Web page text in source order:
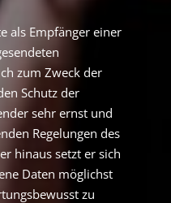
als Empfänger einer
zum Zweck der
Schutz der
sehr ernst und
Regelungen des
hinaus setzt er sich
Daten möglichst
zu